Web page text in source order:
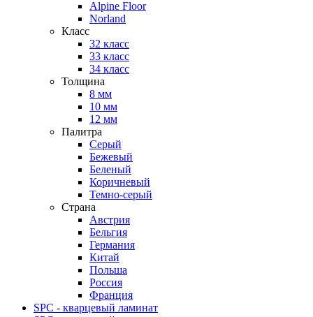
Alpine Floor
Norland
Класс
32 класс
33 класс
34 класс
Толщина
8 мм
10 мм
12 мм
Палитра
Серый
Бежевый
Беленый
Коричневый
Темно-серый
Страна
Австрия
Бельгия
Германия
Китай
Польша
Россия
Франция
SPC - кварцевый ламинат